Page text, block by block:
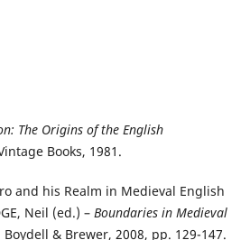
The Origins of the English
Books, 1981.
and his Realm in Medieval English
Neil (ed.) – Boundaries in Medieval
& Brewer, 2008, pp. 129-147.